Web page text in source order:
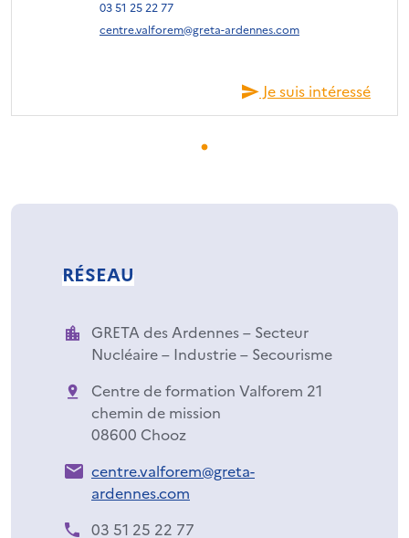
03 51 25 22 77
centre.valforem@greta-ardennes.com
Je suis intéressé
RÉSEAU
GRETA des Ardennes – Secteur
Nucléaire – Industrie – Secourisme
Centre de formation Valforem 21
chemin de mission
08600 Chooz
centre.valforem@greta-
ardennes.com
03 51 25 22 77